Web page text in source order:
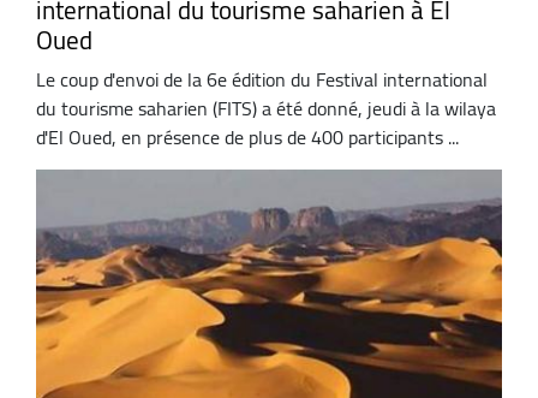
international du tourisme saharien à El
Oued
Le coup d'envoi de la 6e édition du Festival international
du tourisme saharien (FITS) a été donné, jeudi à la wilaya
d'El Oued, en présence de plus de 400 participants ...